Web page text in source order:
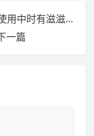
笔记本电脑使用中时有滋滋电流声的解决方法
一篇